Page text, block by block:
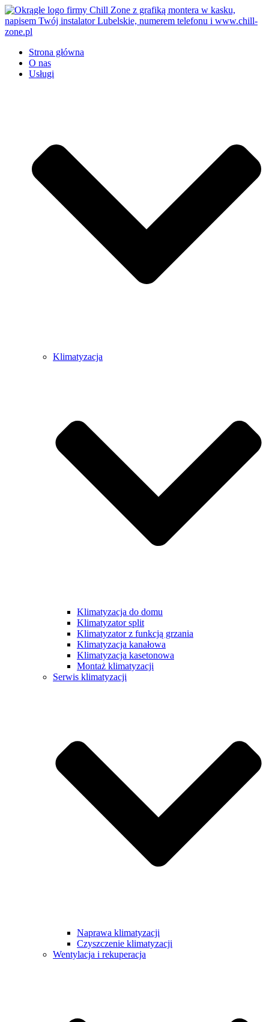
Przejdź
do
treści
Strona główna
O nas
Usługi
Klimatyzacja
Klimatyzacja do domu
Klimatyzator split
Klimatyzator z funkcją grzania
Klimatyzacja kanałowa
Klimatyzacja kasetonowa
Montaż klimatyzacji
Serwis klimatyzacji
Naprawa klimatyzacji
Czyszczenie klimatyzacji
Wentylacja i rekuperacja